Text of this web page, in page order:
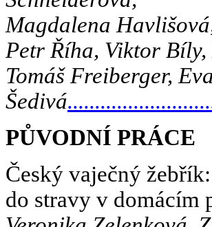
Magdalena
Petr Říha, Viktor
Tomáš Freiberger,
Šedivá
PŮVODNÍ PRÁCE
Český vaječný
do stravy v domácím